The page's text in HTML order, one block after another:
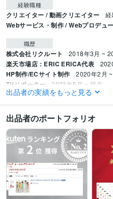
経験職種
クリエイター / 動画クリエイター
Webサービス・制作 / Webプロデュ
職歴
株式会社リクルート 2018年3月 ~
楽天市場店：ERIC ERICA代表
HP制作/ECサイト制作 2020年2月
TVリポーター 2023年5月 ~ 現在
楽天ランキング週間ランキング１位
位 楽天ランキングリアルタイムラン
キング１位
楽天ランキングデイリー
ルタイムランキング１位 楽天ラン
ビジネス・クリエイティブツール
STUDIO:2年 Wix:3年WordPress:10年
Google スプレッドシート:3年
Google ドキュメント:3年
Keynote:2
出品者の実績をもっと見る
出品者のポートフォリオ